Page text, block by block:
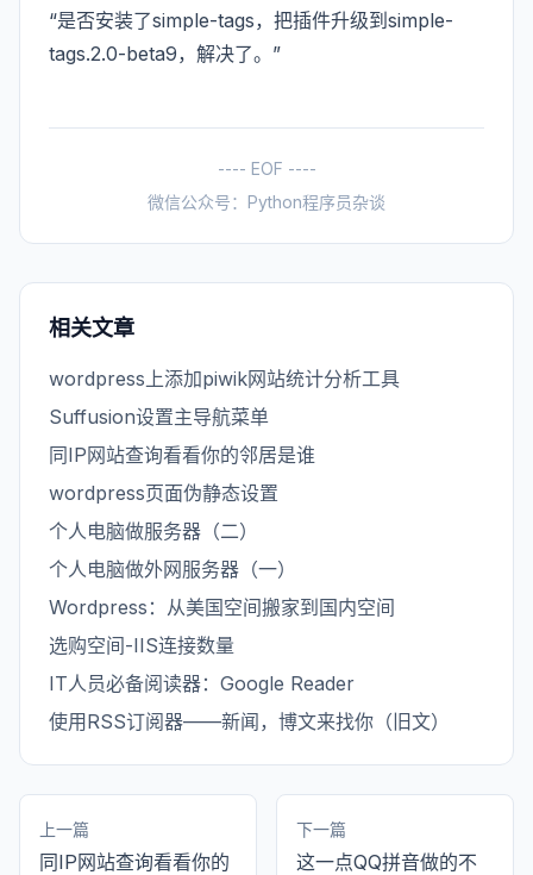
“是否安装了simple-tags，把插件升级到simple-
tags.2.0-beta9，解决了。”
---- EOF ----
微信公众号：Python程序员杂谈
相关文章
wordpress上添加piwik网站统计分析工具
Suffusion设置主导航菜单
同IP网站查询看看你的邻居是谁
wordpress页面伪静态设置
个人电脑做服务器（二）
个人电脑做外网服务器（一）
Wordpress：从美国空间搬家到国内空间
选购空间-IIS连接数量
IT人员必备阅读器：Google Reader
使用RSS订阅器——新闻，博文来找你（旧文）
上一篇
同IP网站查询看看你的
下一篇
这一点QQ拼音做的不